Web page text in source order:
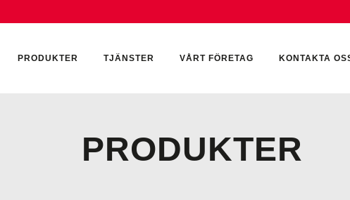
PRODUKTER TJÄNSTER VÅRT FÖRETAG KONTAKTA
PRODUKTER